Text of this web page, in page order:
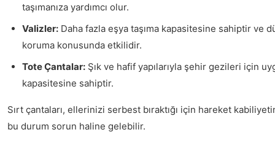
taşımanıza yardımcı olur.
Valizler: Daha fazla eşya taşıma kapasitesine sahiptir ve
koruma konusunda etkilidir.
Tote Çantalar: Şık ve hafif yapılarıyla şehir gezileri için
kapasitesine sahiptir.
Sırt çantaları, ellerinizi serbest bıraktığı için hareket
bu durum sorun haline gelebilir.